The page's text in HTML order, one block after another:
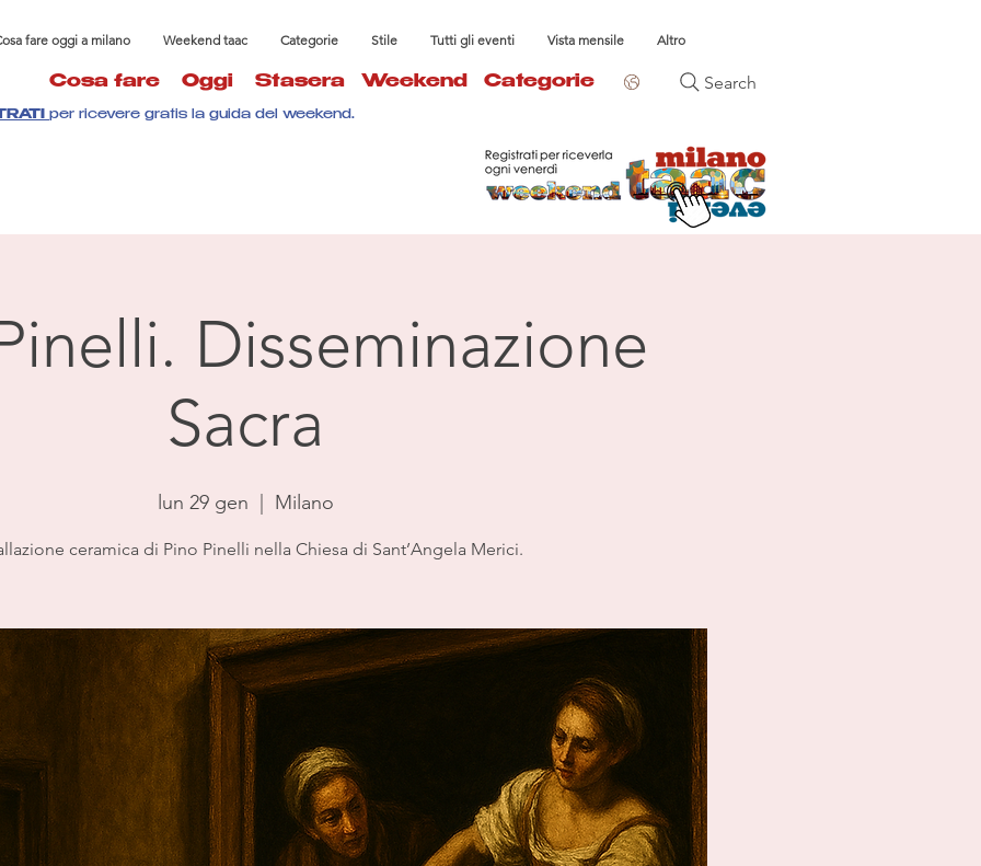
fare oggi a milano Weekend taac Categorie Stile Tutti gli eventi Vista mensile Altro
Cosa fare Oggi Stasera Weekend Categorie Search
per ricevere gratis la guida del weekend.
Disseminazione
Sacra
lun 29 gen Milano
ceramica di Pino Pinelli nella Chiesa di Sant’Angela Merici.